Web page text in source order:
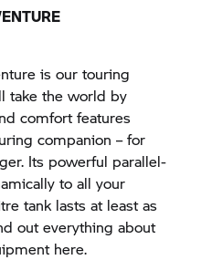
is our touring
take the world by
comfort features
companion – for
Its powerful parallel-
to all your
tank lasts at least as
out everything about
here.